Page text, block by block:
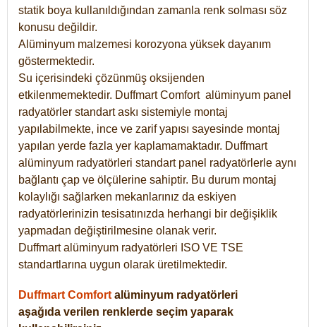
statik boya kullanıldığından zamanla renk solması söz
konusu değildir.
Alüminyum malzemesi korozyona yüksek dayanım
göstermektedir.
Su içerisindeki çözünmüş oksijenden
etkilenmemektedir. DuffmartComfort alüminyum panel
radyatörler standart askı sistemiyle montaj
yapılabilmekte, ince ve zarif yapısı sayesinde montaj
yapılan yerde fazla yer kaplamamaktadır. Duffmart
alüminyum radyatörleri standart panel radyatörlerle aynı
bağlantı çap ve ölçülerine sahiptir. Bu durum montaj
kolaylığı sağlarken mekanlarınız da eskiyen
radyatörlerinizin tesisatınızda herhangi bir değişiklik
yapmadan değiştirilmesine olanak verir.
Duffmart alüminyum radyatörleri ISO VE TSE
standartlarına uygun olarak üretilmektedir.
Duffmart Comfort alüminyum radyatörleri
aşağıda verilen renklerde seçim yaparak